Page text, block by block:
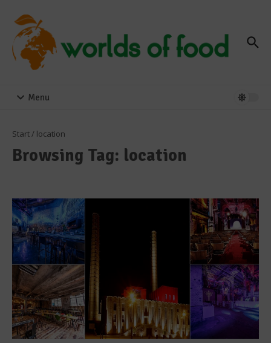
Menu
Start/ location
Browsing Tag: location